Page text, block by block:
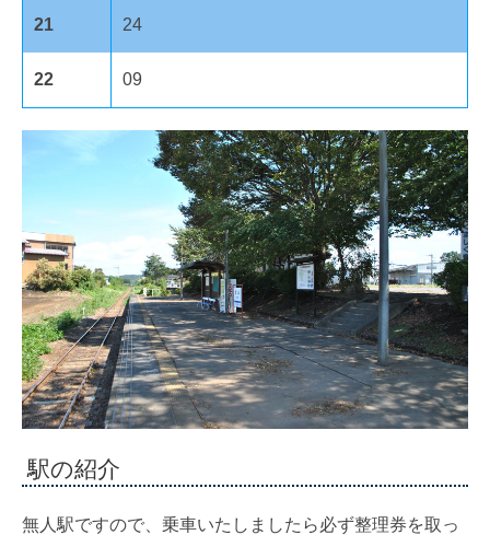
21 24
22 09
駅の紹介
無人駅ですので、乗車いたしましたら必ず整理券を取っ